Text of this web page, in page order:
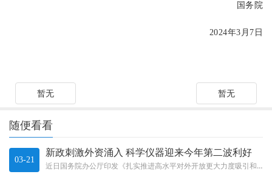
国务院
2024年3月7日
暂无 暂无
随便看看
03-21
新政刺激外资涌入 科学仪器迎来今年第二波利好
近日国务院办公厅印发《扎实推进高水平对外开放更大力度吸引和利用外资行动方案》，文件提出扎实推进高水平对外开放、更大力度吸...